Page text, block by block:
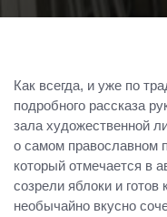
Как всегда, и уже по
подробного рассказа
зала художественной
о самом православном
который отмечается в
созрели яблоки и
необычайно вкусно